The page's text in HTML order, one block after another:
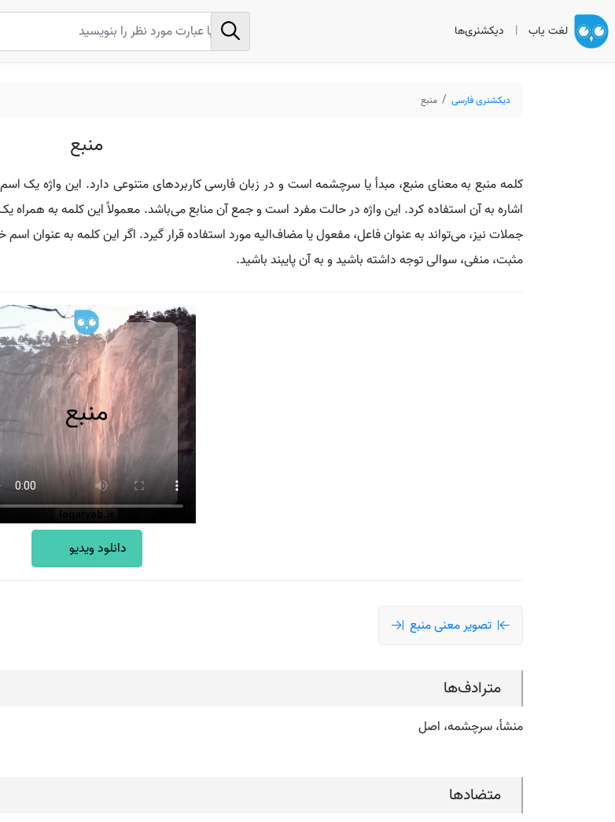
لغت یاب | دیکشنری‌ها
دیکشنری فارسی منبع
منبع
کلمه منبع به معنای منبع، مبدأ یا سرچشمه است و در زبان فارسی کاربردهای متنوعی دارد. این واژه یک
اشاره به آن استفاده کرد. این واژه در حالت مفرد است و جمع آن منابع می‌باشد. معمولاً این کلمه به
جملات نیز، می‌تواند به عنوان فاعل، مفعول یا مضاف‌الیه مورد استفاده قرار گیرد. اگر این کلمه به عنوان
مثبت، منفی، سوالی توجه داشته باشید و به آن پایبند باشید.
دانلود ویدیو
تصویر معنی منبع
مترادف‌ها
منشأ، سرچشمه، اصل
متضادها